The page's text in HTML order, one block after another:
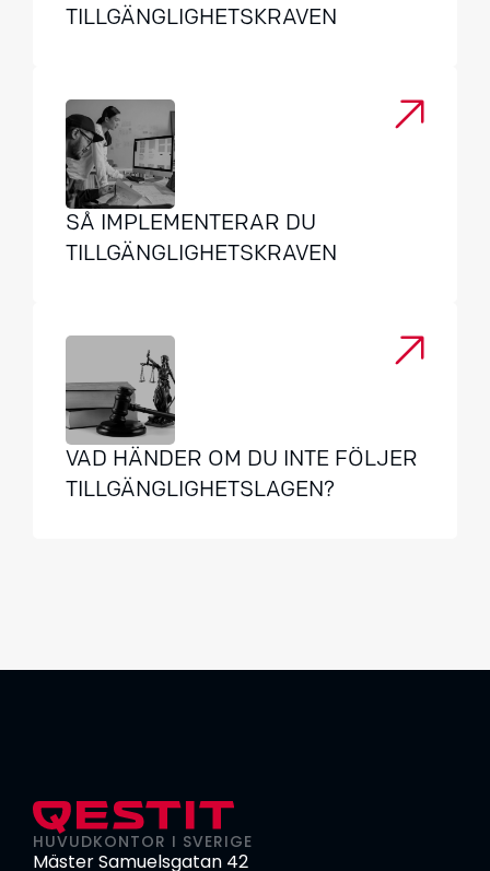
TILLGÄNGLIGHETSKRAVEN
SÅ IMPLEMENTERAR DU
TILLGÄNGLIGHETSKRAVEN
VAD HÄNDER OM DU INTE FÖLJER
TILLGÄNGLIGHETSLAGEN?
HUVUDKONTOR I SVERIGE
Mäster Samuelsgatan 42